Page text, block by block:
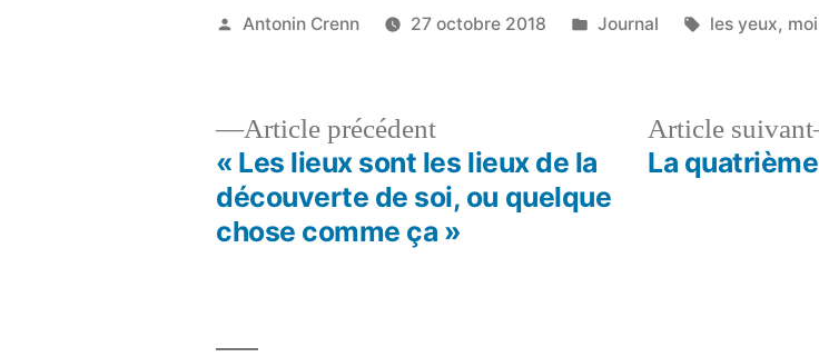
Publié
Antonin Crenn 27 octobre 2018
Publié
Journal Étiquettes :
les yeux, moi
Navigation
Article précédentArticle
précédent :
« Les lieux sont les lieux de la
découverte de soi, ou quelque
chose comme ça »
Article suivant
La quatrième